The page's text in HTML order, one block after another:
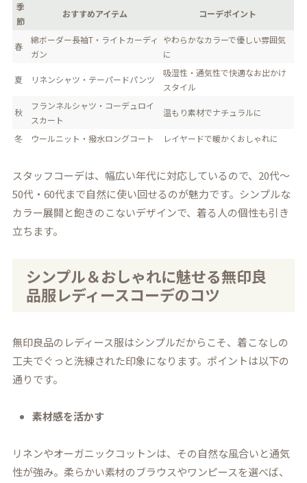
季
節
おすすめアイテム コーデポイント
春
綿ボーダー長袖T・ライトカーディ
ガン
やわらかなカラーで優しい雰囲気
に
夏 リネンシャツ・テーパードパンツ
吸湿性・通気性で快適なお出かけ
スタイル
秋
フランネルシャツ・コーデュロイ
スカート
温もり素材でナチュラルに
冬 ウールニット・撥水ロングコート レイヤードで暖かくおしゃれに
スタッフコーデは、幅広い年代に対応しているので、20代～
50代・60代まで自然に使い回せるのが魅力です。シンプルな
カラー展開と飽きのこないデザインで、着る人の個性も引き
立ちます。
シンプル＆おしゃれに魅せる無印良
品服レディースコーデのコツ
無印良品のレディース服はシンプルだからこそ、着こなしの
工夫でぐっと洗練された印象になります。ポイントは以下の
通りです。
素材感を活かす
リネンやオーガニックコットンは、その自然な風合いと通気
性が強み。柔らかい素材のブラウスやワンピースを選べば、